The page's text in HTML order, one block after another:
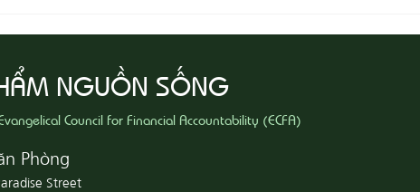
Khổ
NGUỒN SỐNG
Council for Financial Accountability (ECFA)
Phòng
Street